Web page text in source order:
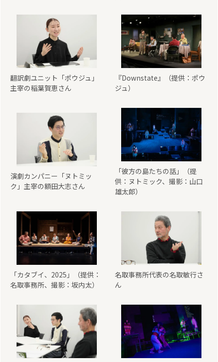
翻訳劇ユニット「ポウジュ」
主宰の稲葉賀恵さん
『Downstate』（提供：ポウ
ジュ）
演劇カンパニー「ヌトミッ
ク」主宰の額田大志さん
「彼方の島たちの話」（提
供：ヌトミック、撮影：山口
雄太郎）
「カタブイ、2025」（提供：
名取事務所、撮影：坂内太）
名取事務所代表の名取敏行さ
ん